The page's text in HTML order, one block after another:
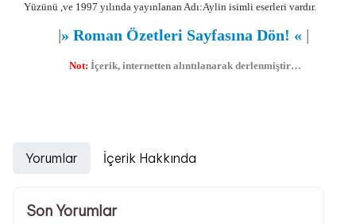
Yüzünü ,ve 1997 yılında yayınlanan Adı:Aylin isimli eserleri vardır.
|» Roman Özetleri Sayfasına Dön! « |
Not: İçerik, internetten alıntılanarak derlenmiştir…
Yorumlar İçerik Hakkında
Son Yorumlar